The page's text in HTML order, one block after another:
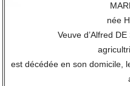
née
Veuve d’Alfred
est décédée en son domicile,